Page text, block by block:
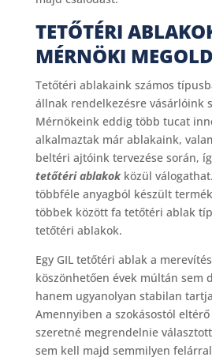
TETŐTÉRI
MÉRNÖKI
Tetőtéri ablakaink számos
állnak rendelkezésre vásárlóink
Mérnökeink eddig több tucat
alkalmaztak már ablakaink,
beltéri ajtóink tervezése során,
tetőtéri ablakokközül
többféle anyagból készült
többek között fa tetőtéri ablak
tetőtéri ablakok.
Egy GIL tetőtéri ablak a
köszönhetően évek múltán sem
hanem ugyanolyan stabilan
Amennyiben a szokásostól
szeretné megrendelnie
sem kell majd semmilyen